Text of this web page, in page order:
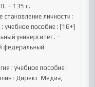
– 135 с.
личности :
учебное пособие : [16+]
университет. –
федеральный
: учебное пособие :
: Директ-Медиа,